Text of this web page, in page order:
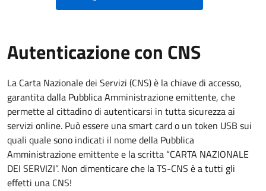
Autenticazione con CNS
La Carta Nazionale dei Servizi (CNS) è la chiave di accesso,
garantita dalla Pubblica Amministrazione emittente, che
permette al cittadino di autenticarsi in tutta sicurezza ai
servizi online. Può essere una smart card o un token USB sui
quali quale sono indicati il nome della Pubblica
Amministrazione emittente e la scritta “CARTA NAZIONALE
DEI SERVIZI”. Non dimenticare che la TS-CNS è a tutti gli
effetti una CNS!